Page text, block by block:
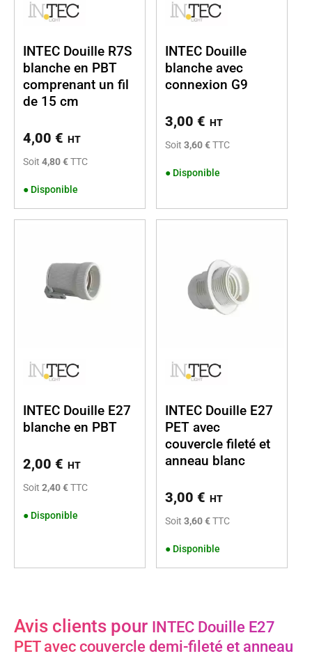
INTEC Douille R7S
blanche en PBT
comprenant un fil
de 15 cm
4,00 € HT
Soit 4,80 €TTC
● Disponible
INTEC Douille
blanche avec
connexion G9
3,00 € HT
Soit 3,60 €TTC
● Disponible
INTEC Douille E27
blanche en PBT
2,00 € HT
Soit 2,40 €TTC
● Disponible
INTEC Douille E27
PET avec
couvercle fileté et
anneau blanc
3,00 € HT
Soit 3,60 €TTC
● Disponible
Avis clients pour INTEC Douille E27
PET avec couvercle demi-fileté et anneau